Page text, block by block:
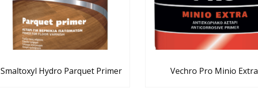
Smaltoxyl Hydro Parquet Primer Vechro Pro Minio Extra